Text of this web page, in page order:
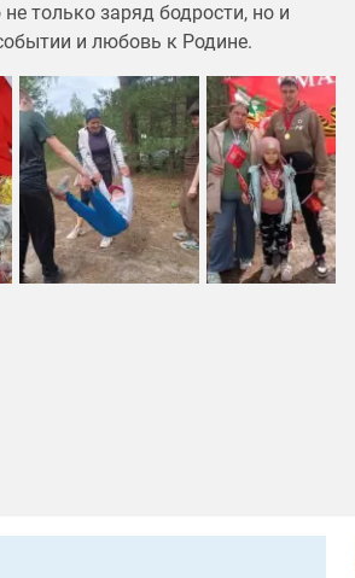
только заряд бодрости, но и
и любовь к Родине.